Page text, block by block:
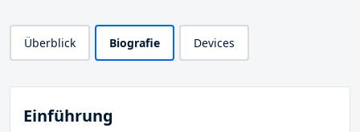
Überblick Biografie Devices
Einführung